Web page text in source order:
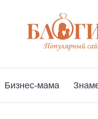
Бизнес-мама